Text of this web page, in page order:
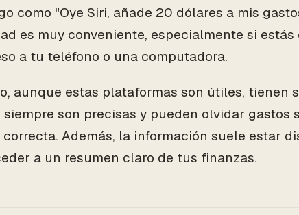
como "Oye Siri, añade 20 dólares a mis
es muy conveniente, especialmente si estás
a tu teléfono o una computadora.
aunque estas plataformas son útiles, tienen
siempre son precisas y pueden olvidar gastos
Además, la información suele estar
a un resumen claro de tus finanzas.